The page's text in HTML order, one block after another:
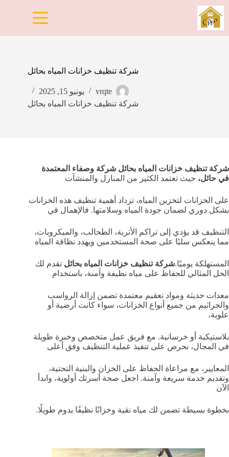
التجاوز
إلى
المحتوى
شركة تنظيف خزانات المياه بحائل
vrqte
يونيو 15, 2025
شركة تنظيف خزانات المياه بحائل
شركة تنظيف خزانات المياه بحائل شركة وصفاء المعتمدة
في حائل، حيث تعتمد الكثير من المنازل والمنشآت
على الخزانات لتخزين المياه، تزداد أهمية تنظيف هذه الخزانات
بشكل دوري لضمان جودة المياه وسلامتها. فالإهمال في
التنظيف قد يؤدي إلى تراكم الأتربة، الطحالب، والميكروبات،
مما ينعكس سلبًا على صحة المستخدمين ويهدد نظافة المياه
المستهلكة يوميًا.شركة تنظيف خزانات المياه بحائل تقدم لك
الحل المثالي للحفاظ على مياه نظيفة وآمنة، باستخدام
معدات حديثة ومواد تعقيم معتمدة تضمن إزالة الرواسب
والجراثيم من جميع أنواع الخزانات، سواء كانت أرضية أو
علوية،
بلاستيكية أو خرسانية. مع فريق عمل متخصص وخبرة طويلة
في المجال، نحرص على تنفيذ عملية التنظيف وفق أعلى
المعايير، مع مراعاة الحفاظ على الخزان والبنية التحتية،
وتقديم خدمة سريعة وآمنة. اجعل صحة أسرتك أولوية، وابدأ
الآن
بخطوة بسيطة تضمن لك مياه نقية وخزانًا نظيفًا يدوم طويلًا.